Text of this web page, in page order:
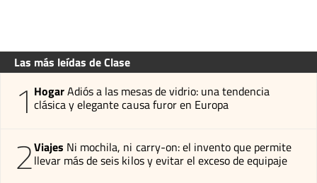
Las más leídas de Clase
1 HogarAdiós a las mesas de vidrio: una tendencia
clásica y elegante causa furor en Europa
2Viajes Ni mochila, ni carry-on: el invento que permite
llevar más de seis kilos y evitar el exceso de equipaje